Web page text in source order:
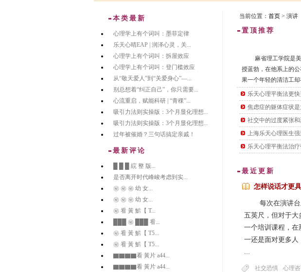
当前位置： 首页 > 演讲
置顶推荐
麻省理工学院是
授蓝勃，在他系上的
果一个年轻的清洁工
后，又下了另一道更难
乐天心理平衡法更
焦虑症的躯体症状
社交中的过度紧张
上海乐天心理医生
乐天心理平衡法治
最近更新
怎样说话才更
每次在演讲台上
五英尺，但对于大
一个培训课程，在
一还是面对更多人
社交恐惧 心理
本类最新
心理学上有个词叫：墨菲定律
乐天心晴EAP | 润泽心灵，关...
心理学上有个词叫：拆屋效应
心理学上有个词叫：登门槛效应
从“敬天爱人”到“关爱身心”—...
别总想着“纠正自己”，你只需要...
心流重启，赋能科研 | “青稞”...
吸引力法则实操版：3个月显化理想...
吸引力法则实操版：3个月显化理想...
过年被催婚？三句话搞定亲戚！
最新评论
█ █ █ 綄 整 版...
是否离开时代峰峻考虑到实...
㊙️ ㊙️ ㊙️ 幼 女...
㊙️ ㊙️ ㊙️ 幼 女...
㊙️ 㸔 黃 魸【 T...
███ ㊙️ ███ 㸔...
㊙️ 㸔 黃 魸【 T5...
㊙️ 㸔 黃 魸【 T5...
▇▇▇▇看 黃片 a44...
▇▇▇▇看 黃片 a44...